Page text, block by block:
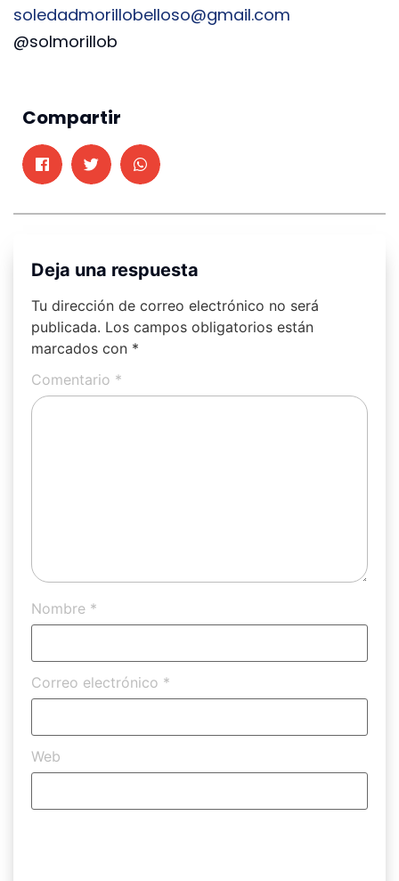
soledadmorillobelloso@gmail.com
@solmorillob
Compartir
Deja una respuesta
Tu dirección de correo electrónico no será
publicada. Los campos obligatorios están
marcados con *
Comentario *
Nombre *
Correo electrónico *
Web